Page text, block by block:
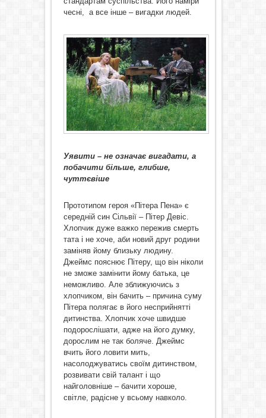
чесні, а все інше – вигадки людей.
Уявити – не означає вигадати, а
побачити більше, глибше,
чуттєвіше
Прототипом героя «Пітера Пена» є
середній син Сільвії – Пітер Девіс.
Хлопчик дуже важко пережив смерть
тата і не хоче, аби новий друг родини
заміняв йому близьку людину.
Джеймс пояснює Пітеру, що він ніколи
не зможе замінити йому батька, це
неможливо. Але зближуючись з
хлопчиком, він бачить – причина суму
Пітера полягає в його несприйнятті
дитинства. Хлопчик хоче швидше
подорослішати, адже на його думку,
дорослим не так боляче. Джеймс
вчить його ловити мить,
насолоджуватись своїм дитинством,
розвивати свій талант і що
найголовніше – бачити хороше,
світле, радісне у всьому навколо.